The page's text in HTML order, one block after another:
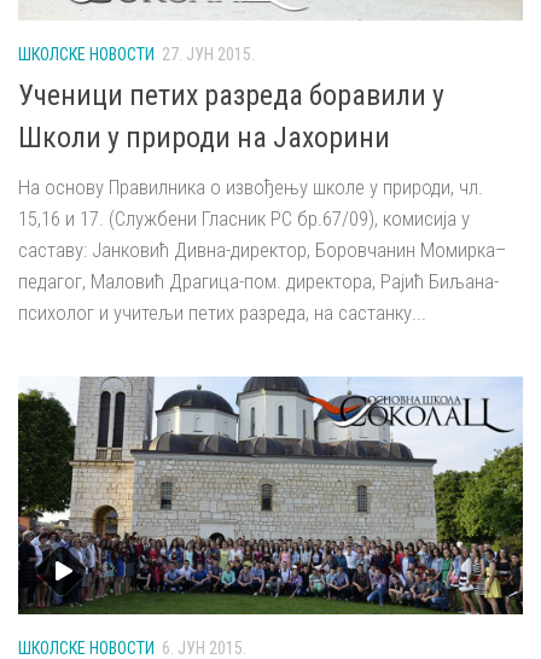
ШКОЛСКЕ НОВОСТИ 27. ЈУН 2015.
Ученици петих разреда боравили у
Школи у природи на Јахорини
На основу Правилника о извођењу школе у природи, чл.
15,16 и 17. (Службени Гласник РС бр.67/09), комисија у
саставу: Јанковић Дивна-директор, Боровчанин Момирка–
педагог, Маловић Драгица-пом. директора, Рајић Биљана-
психолог и учитељи петих разреда, на састанку...
ШКОЛСКЕ НОВОСТИ 6. ЈУН 2015.